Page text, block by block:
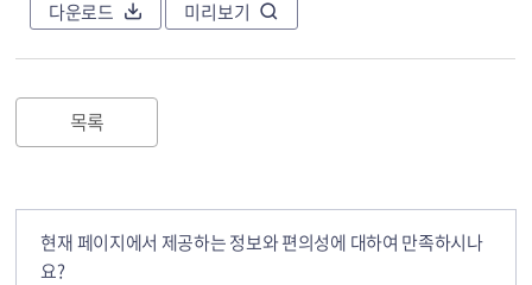
다운로드 미리보기
목록
현재 페이지에서 제공하는 정보와 편의성에 대하여 만족하시나
요?